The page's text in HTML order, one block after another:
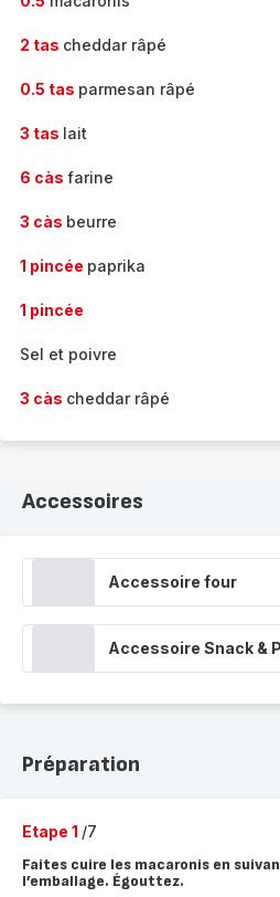
2 tas cheddar râpé
0.5 tas parmesan râpé
3 tas lait
6 càs farine
3 càs beurre
1 pincée paprika
1 pincée
Sel et poivre
3 càs cheddar râpé
Accessoires
Accessoire four
Accessoire Snack &
Préparation
Etape 1 /7
Faites cuire les macaronis en
l’emballage. Égouttez.